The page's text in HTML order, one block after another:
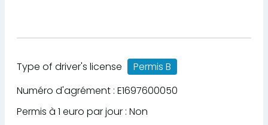
Type of driver's license
Permis B
Numéro d'agrément : E1697600050
Permis à 1 euro par jour : Non